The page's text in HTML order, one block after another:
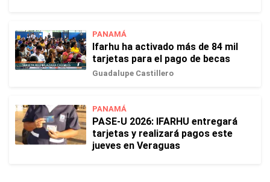
PANAMÁ
Ifarhu ha activado más de 84 mil
tarjetas para el pago de becas
Guadalupe Castillero
PANAMÁ
PASE-U 2026: IFARHU entregará
tarjetas y realizará pagos este
jueves en Veraguas